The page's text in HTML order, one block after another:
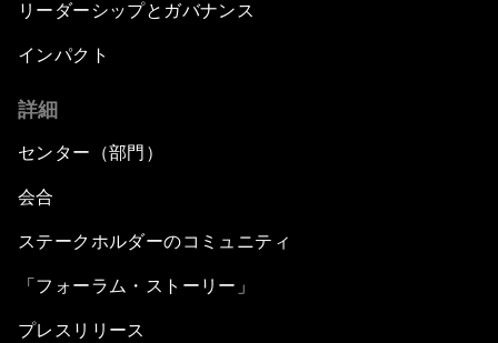
リーダーシップとガバナンス
インパクト
詳細
センター（部門）
会合
ステークホルダーのコミュニティ
「フォーラム・ストーリー」
プレスリリース